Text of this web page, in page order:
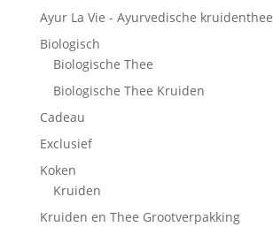
Ayur La Vie - Ayurvedische kruidenthee
Biologisch
Biologische Thee
Biologische Thee Kruiden
Cadeau
Exclusief
Koken
Kruiden
Kruiden en Thee Grootverpakking